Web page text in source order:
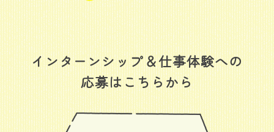
インターンシップ＆仕事体験への
応募はこちらから